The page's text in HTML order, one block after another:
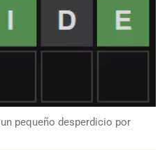
pequeño desperdicio por